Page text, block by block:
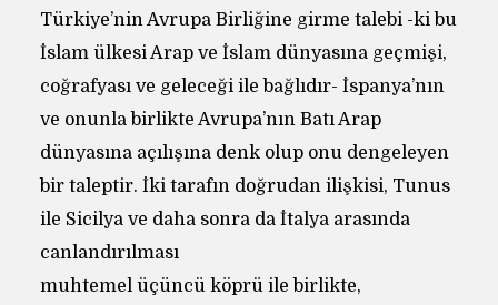
Türkiye’nin Avrupa Birliğine girme talebi -ki bu
İslam ülkesi Arap ve İslam dünyasına geçmişi,
coğrafyası ve geleceği ile bağlıdır- İspanya’nın
ve onunla birlikte Avrupa’nın Batı Arap
dünyasına açılışına denk olup onu dengeleyen
bir taleptir. İki tarafın doğrudan ilişkisi, Tunus
ile Sicilya ve daha sonra da İtalya arasında
canlandırılması
muhtemel üçüncü köprü ile birlikte,